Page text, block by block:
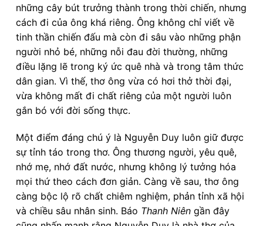
những cây bút trưởng thành trong thời chiến, nhưng
cách đi của ông khá riêng. Ông không chỉ viết về
tinh thần chiến đấu mà còn đi sâu vào những phận
người nhỏ bé, những nỗi đau đời thường, những
điều lặng lẽ trong ký ức quê nhà và trong tâm thức
dân gian. Vì thế, thơ ông vừa có hơi thở thời đại,
vừa không mất đi chất riêng của một người luôn
gắn bó với đời sống thực.
Một điểm đáng chú ý là Nguyễn Duy luôn giữ được
sự tỉnh táo trong thơ. Ông thương người, yêu quê,
nhớ mẹ, nhớ đất nước, nhưng không lý tưởng hóa
mọi thứ theo cách đơn giản. Càng về sau, thơ ông
càng bộc lộ rõ chất chiêm nghiệm, phản tỉnh xã hội
và chiều sâu nhân sinh. Báo Thanh Niên gần đây